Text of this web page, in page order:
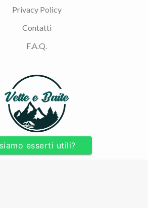
Privacy Policy
Contatti
F.A.Q.
esserti utili?